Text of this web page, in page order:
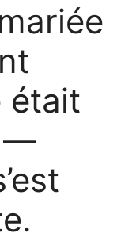
était
—